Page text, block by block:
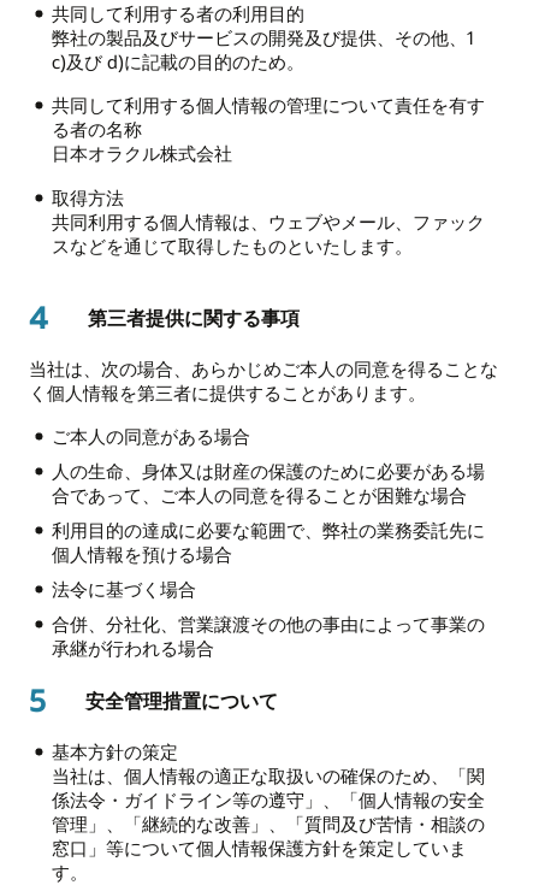
共同して利用する者の利用目的
弊社の製品及びサービスの開発及び提供、その他、1
c)及び d)に記載の目的のため。
共同して利用する個人情報の管理について責任を有す
る者の名称
日本オラクル株式会社
取得方法
共同利用する個人情報は、ウェブやメール、ファック
スなどを通じて取得したものといたします。
4 第三者提供に関する事項
当社は、次の場合、あらかじめご本人の同意を得ることな
く個人情報を第三者に提供することがあります。
ご本人の同意がある場合
人の生命、身体又は財産の保護のために必要がある場
合であって、ご本人の同意を得ることが困難な場合
利用目的の達成に必要な範囲で、弊社の業務委託先に
個人情報を預ける場合
法令に基づく場合
合併、分社化、営業譲渡その他の事由によって事業の
承継が行われる場合
5 安全管理措置について
基本方針の策定
当社は、個人情報の適正な取扱いの確保のため、「関
係法令・ガイドライン等の遵守」、「個人情報の安全
管理」、「継続的な改善」、「質問及び苦情・相談の
窓口」等について個人情報保護方針を策定していま
す。